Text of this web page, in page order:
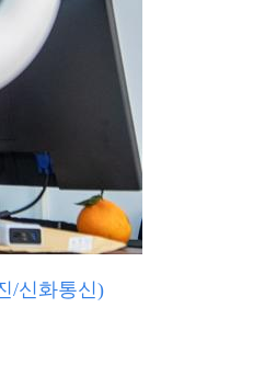
/신화통신)